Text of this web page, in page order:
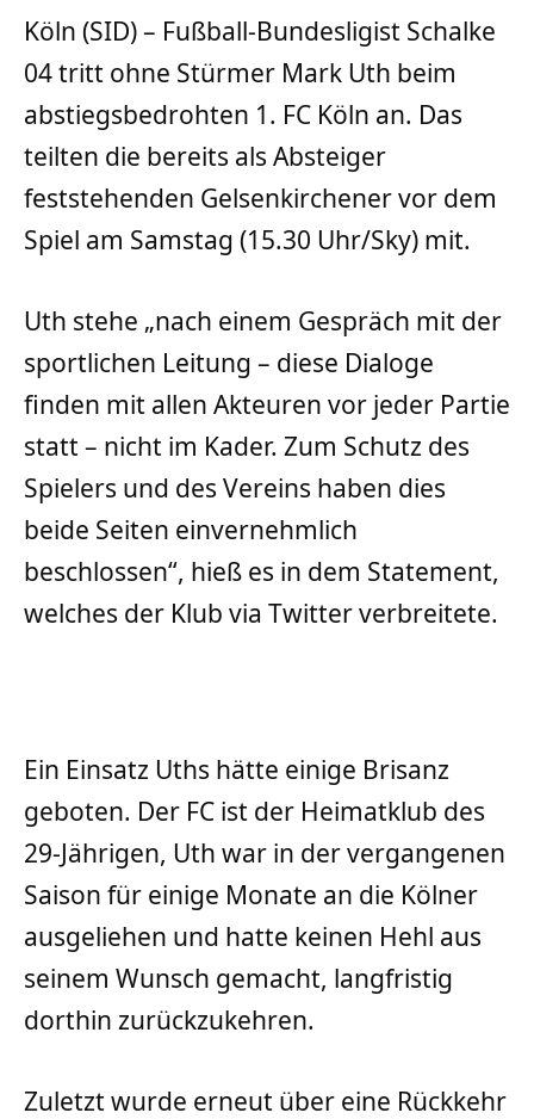
Köln (SID) – Fußball-Bundesligist Schalke
04 tritt ohne Stürmer Mark Uth beim
abstiegsbedrohten 1. FC Köln an. Das
teilten die bereits als Absteiger
feststehenden Gelsenkirchener vor dem
Spiel am Samstag (15.30 Uhr/Sky) mit.
Uth stehe „nach einem Gespräch mit der
sportlichen Leitung – diese Dialoge
finden mit allen Akteuren vor jeder Partie
statt – nicht im Kader. Zum Schutz des
Spielers und des Vereins haben dies
beide Seiten einvernehmlich
beschlossen“, hieß es in dem Statement,
welches der Klub via Twitter verbreitete.
Ein Einsatz Uths hätte einige Brisanz
geboten. Der FC ist der Heimatklub des
29-Jährigen, Uth war in der vergangenen
Saison für einige Monate an die Kölner
ausgeliehen und hatte keinen Hehl aus
seinem Wunsch gemacht, langfristig
dorthin zurückzukehren.
Zuletzt wurde erneut über eine Rückkehr